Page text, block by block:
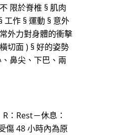
限於脊椎 § 肌肉
工作 § 運動 § 意外
外力對身體的衝擊
切面 ) § 好的姿勢
鼻尖、下巴、兩
：Rest－休息：
傷 48 小時內為原